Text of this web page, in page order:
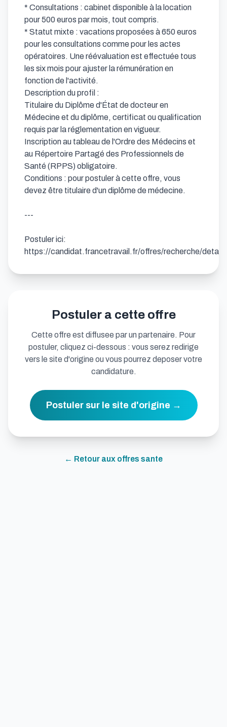
* Consultations : cabinet disponible à la location
pour 500 euros par mois, tout compris.
* Statut mixte : vacations proposées à 650 euros
pour les consultations comme pour les actes
opératoires. Une réévaluation est effectuée tous
les six mois pour ajuster la rémunération en
fonction de l'activité.
Description du profil :
Titulaire du Diplôme d'État de docteur en
Médecine et du diplôme, certificat ou qualification
requis par la réglementation en vigueur.
Inscription au tableau de l'Ordre des Médecins et
au Répertoire Partagé des Professionnels de
Santé (RPPS) obligatoire.
Conditions : pour postuler à cette offre, vous
devez être titulaire d'un diplôme de médecine.
---
Postuler ici:
https://candidat.francetravail.fr/offres/recherche/detail/
Postuler a cette offre
Cette offre est diffusee par un partenaire. Pour
postuler, cliquez ci-dessous : vous serez redirige
vers le site d'origine ou vous pourrez deposer votre
candidature.
Postuler sur le site d'origine →
← Retour aux offres sante